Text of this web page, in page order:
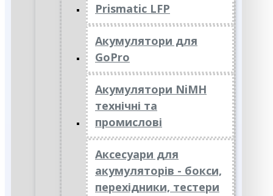
Prismatic LFP
Акумулятори для
GoPro
Акумулятори NiMH
технічні та
промислові
Аксесуари для
акумуляторів - бокси,
перехідники, тестери